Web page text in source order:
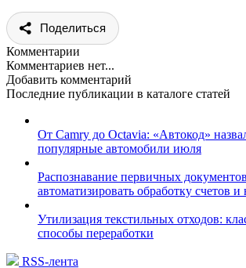
Поделиться
Комментарии
Комментариев нет...
Добавить комментарий
Последние публикации в каталоге статей
От Camry до Octavia: «Автокод»
популярные автомобили июля
Распознавание первичных
автоматизировать обработку счетов
Утилизация текстильных отходов:
способы переработки
RSS-лента